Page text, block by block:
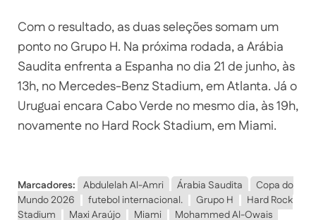
Com o resultado, as duas seleções somam um
ponto no Grupo H. Na próxima rodada, a Arábia
Saudita enfrenta a Espanha no dia 21 de junho, às
13h, no Mercedes-Benz Stadium, em Atlanta. Já o
Uruguai encara Cabo Verde no mesmo dia, às 19h,
novamente no Hard Rock Stadium, em Miami.
Marcadores: Abdulelah Al-Amri Árabia Saudita
Copa do
Mundo 2026
futebol internacional. Grupo H
Hard Rock
Stadium
Maxi Araújo Miami
Mohammed Al-Owais